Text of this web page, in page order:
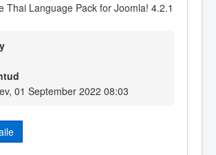
Thai Language Pack for Joomla! 4.2.1
01 September 2022 08:03